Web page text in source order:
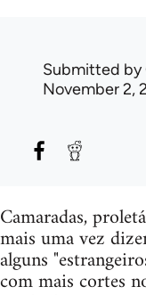
Submitted by
November 2,
Camaradas,
mais uma vez
alguns
com mais cortes